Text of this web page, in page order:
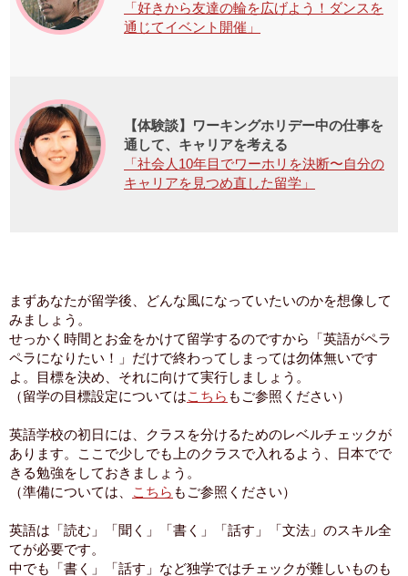
「好きから友達の輪を広げよう！ダンスを
通じてイベント開催」
【体験談】ワーキングホリデー中の仕事を
通して、キャリアを考える
「社会人10年目でワーホリを決断〜自分の
キャリアを見つめ直した留学」
まずあなたが留学後、どんな風になっていたいのかを想像して
みましょう。
せっかく時間とお金をかけて留学するのですから「英語がペラ
ペラになりたい！」だけで終わってしまっては勿体無いです
よ。目標を決め、それに向けて実行しましょう。
（留学の目標設定についてはこちら もご参照ください）
英語学校の初日には、クラスを分けるためのレベルチェックが
あります。ここで少しでも上のクラスで入れるよう、日本でで
きる勉強をしておきましょう。
（準備については、
こちら もご参照ください）
英語は「読む」「聞く」「書く」「話す」「文法」のスキル全
てが必要です。
中でも「書く」「話す」など独学ではチェックが難しいものも